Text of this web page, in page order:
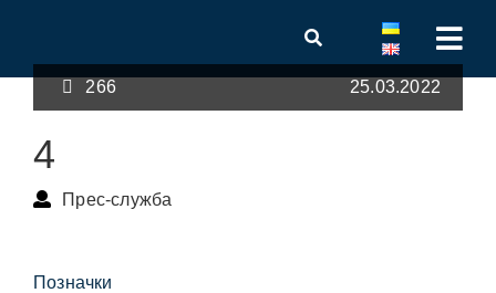
266 25.03.2022
4
Прес-служба
Позначки